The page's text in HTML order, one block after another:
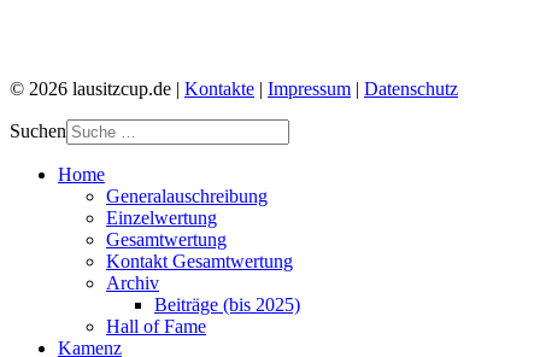
© 2026 lausitzcup.de | Kontakte | Impressum | Datenschutz
Suchen
Home
Generalauschreibung
Einzelwertung
Gesamtwertung
Kontakt Gesamtwertung
Archiv
Beiträge (bis 2025)
Hall of Fame
Kamenz